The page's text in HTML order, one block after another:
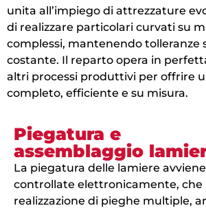
unita all’impiego di attrezzature
di realizzare particolari curvati su
complessi, mantenendo tolleranze
costante. Il reparto opera in
altri processi produttivi per offrire
completo, efficiente e su misura.
Piegatura e
assemblaggio
La piegatura delle lamiere
controllate elettronicamente,
realizzazione di pieghe multiple,